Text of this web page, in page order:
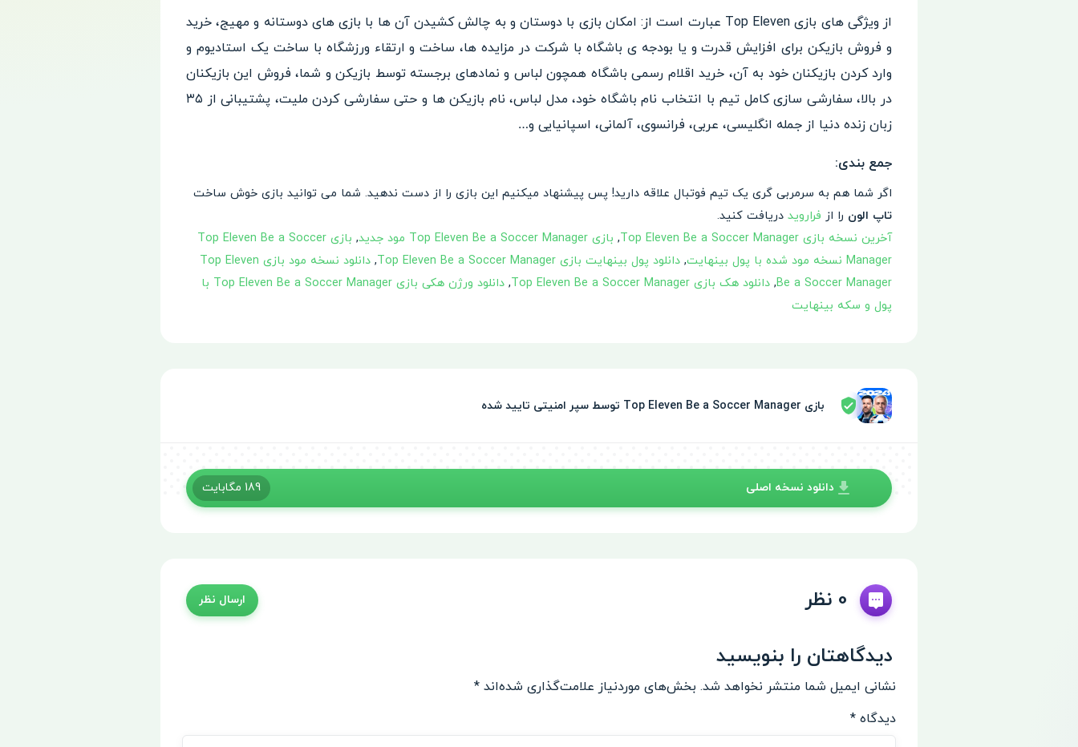
از ویژگی های بازی Top Eleven عبارت است از: امکان بازی با دوستان و به چالش کشیدن آن ها با بازی های دوستانه و مهیج، خرید
و فروش بازیکن برای افزایش قدرت و یا بودجه ی باشگاه با شرکت در مزایده ها، ساخت و ارتقاء ورزشگاه با ساخت یک استادیوم و
وارد کردن بازیکنان خود به آن، خرید اقلام رسمی باشگاه همچون لباس و نمادهای برجسته توسط بازیکن و شما، فروش این بازیکنان
در بالا، سفارشی سازی کامل تیم با انتخاب نام باشگاه خود، مدل لباس، نام بازیکن ها و حتی سفارشی کردن ملیت، پشتیبانی از ۳۵
زبان زنده دنیا از جمله انگلیسی، عربی، فرانسوی، آلمانی، اسپانیایی و…
جمع بندی:
اگر شما هم به سرمربی گری یک تیم فوتبال علاقه دارید! پس پیشنهاد میکنیم این بازی را از دست ندهید. شما می توانید بازی خوش ساخت
تاپ الون را از فراروید دریافت کنید.
آخرین نسخه بازی Top Eleven Be a Soccer Manager
, بازی Top Eleven Be a Soccer Manager مود جدید ,
بازی Top Eleven Be a Soccer
Manager نسخه مود شده با پول بینهایت
, دانلود پول بینهایت بازی Top Eleven Be a Soccer Manager ,
دانلود نسخه مود بازی Top Eleven
Be a Soccer Manager
, دانلود هک بازی Top Eleven Be a Soccer Manager ,
دانلود ورژن هکی بازی Top Eleven Be a Soccer Manager با
پول و سکه بینهایت
بازی Top Eleven Be a Soccer Manager توسط سپر امنیتی تایید شده
دانلود نسخه اصلی 189 مگابایت
0 نظر ارسال نظر
دیدگاهتان را بنویسید
نشانی ایمیل شما منتشر نخواهد شد. بخش‌های موردنیاز علامت‌گذاری شده‌اند *
دیدگاه *